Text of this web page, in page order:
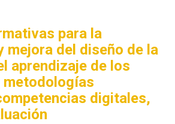
para la
mejora del diseño de la
aprendizaje de los
digitales,